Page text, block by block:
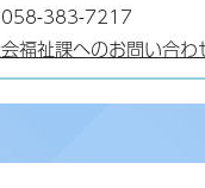
058-383-7217
福祉課へのお問い合わ